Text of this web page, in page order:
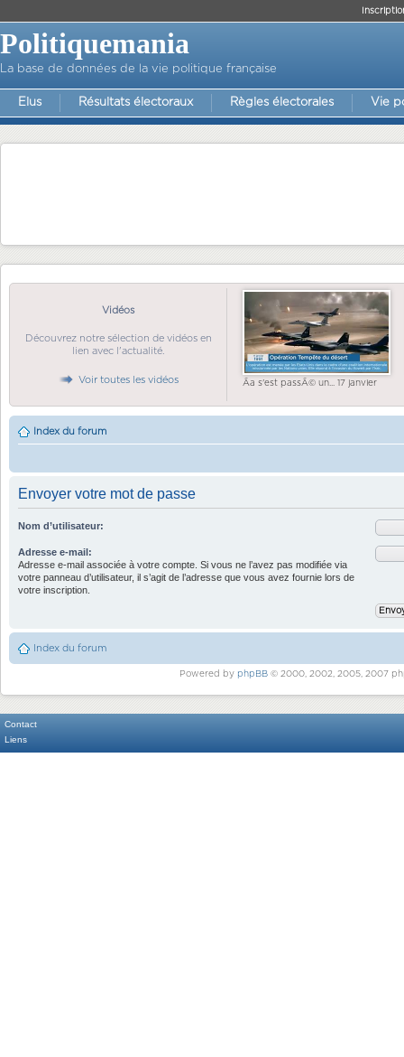
Politiquemania
La base de données de la vie politique française
Elus Résultats électoraux Règles électorales Vie
Vidéos
Découvrez notre sélection de vidéos en
lien avec l'actualité.
Voir toutes les vidéos Ãa s'est passÃ© un... 17 janvier
Index du forum
Envoyer votre mot de passe
Nom d’utilisateur:
Adresse e-mail:
Adresse e-mail associée à votre compte. Si vous ne l’avez pas modifiée via
votre panneau d’utilisateur, il s’agit de l’adresse que vous avez fournie lors de
votre inscription.
Index du forum
Powered by phpBB© 2000, 2002, 2005, 2007
Contact
Liens